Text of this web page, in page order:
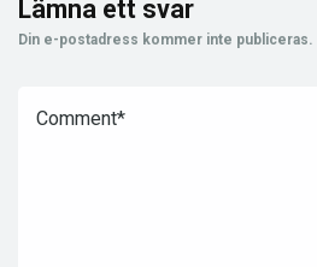
Lämna ett svar
Din e-postadress kommer inte publiceras.